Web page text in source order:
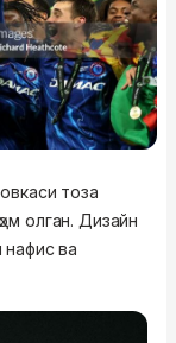
тоза
олган. Дизайн
нафис ва